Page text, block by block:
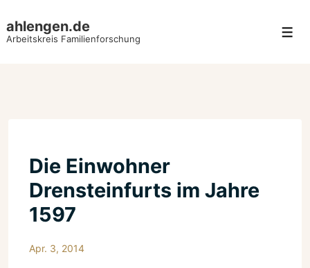
Zum
ahlengen.de
Arbeitskreis Familienforschung
Die Einwohner
Drensteinfurts im Jahre
1597
Apr. 3, 2014